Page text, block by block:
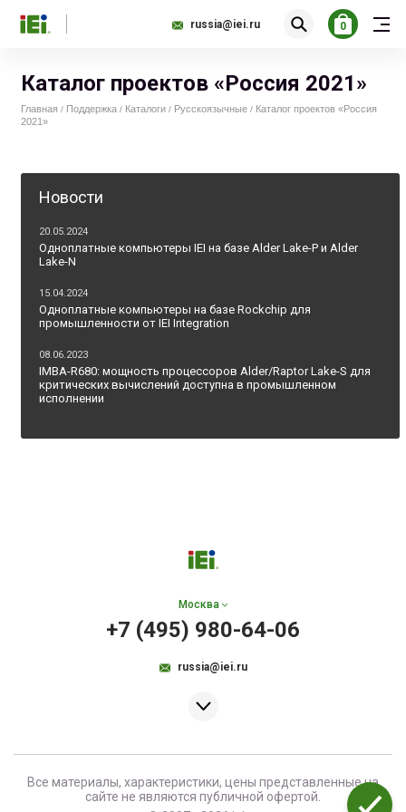
russia@iei.ru 0
Каталог проектов «Россия 2021»
Главная / Поддержка / Каталоги / Русскоязычные / Каталог проектов «Россия
2021»
Новости
20.05.2024
Одноплатные компьютеры IEI на базе Alder Lake-P и Alder
Lake-N
15.04.2024
Одноплатные компьютеры на базе Rockchip для
промышленности от IEI Integration
08.06.2023
IMBA-R680: мощность процессоров Alder/Raptor Lake-S для
критических вычислений доступна в промышленном
исполнении
Москва
+7 (495) 980-64-06
russia@iei.ru
Все материалы, характеристики, цены представленные на
сайте не являются публичной офертой.